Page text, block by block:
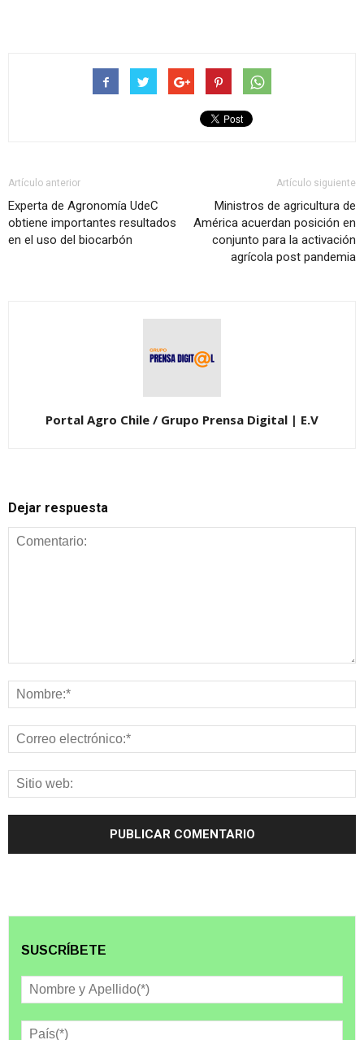
Artículo anterior
Experta de Agronomía UdeC
obtiene importantes resultados
en el uso del biocarbón
Artículo siguiente
Ministros de agricultura de
América acuerdan posición en
conjunto para la activación
agrícola post pandemia
Portal Agro Chile / Grupo Prensa Digital | E.V
Dejar respuesta
SUSCRÍBETE